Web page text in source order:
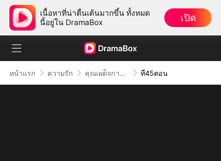
เนื้อหาที่น่าตื่นเต้นมากขึ้น ทั้งหมด
นี้อยู่ใน DramaBox
เปิด
หน้าแรก ความรัก คุณเผด็จการจอมซาดิสม์ ที่45ตอน